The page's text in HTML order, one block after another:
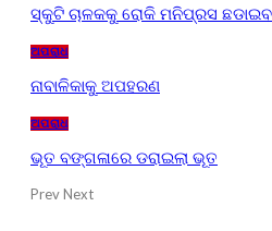
ସ୍କୁଟି ଚାଳକକୁ ରୋକି ମନିପ୍ରସ
ଅପରାଧ
ନାବାଳିକାକୁ ଅପହରଣ
ଅପରାଧ
ଭୂତ ବଙ୍ଗଳାରେ ଡରାଇଲା ଭୂତ
PrevNext